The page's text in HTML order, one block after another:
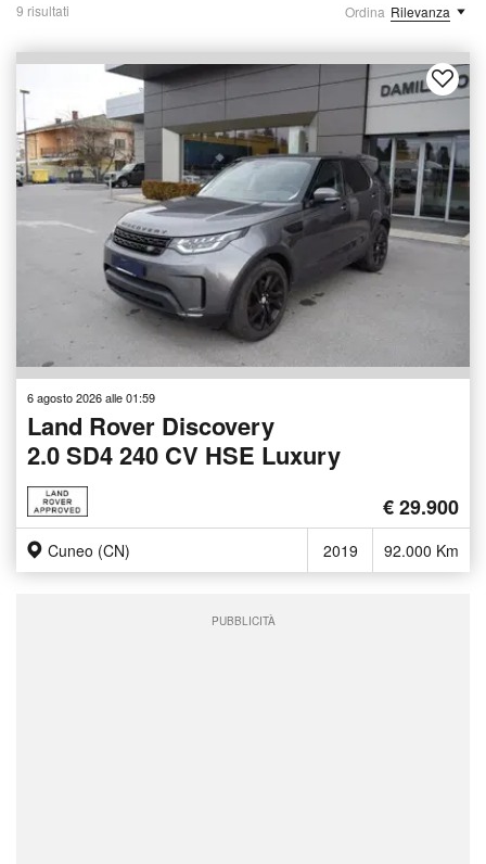
9 risultati Ordina Rilevanza
6 agosto 2026 alle 01:59
Land Rover Discovery
2.0 SD4 240 CV HSE Luxury
€ 29.900
Cuneo (CN) 2019 92.000 Km
PUBBLICITÀ